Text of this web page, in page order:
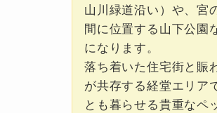
山川緑道沿い）や、宮
間に位置する山下公園
になります。
落ち着いた住宅街と賑
が共存する経堂エリア
とも暮らせる貴重なペ